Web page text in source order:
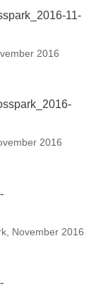
2016
2016
November 2016